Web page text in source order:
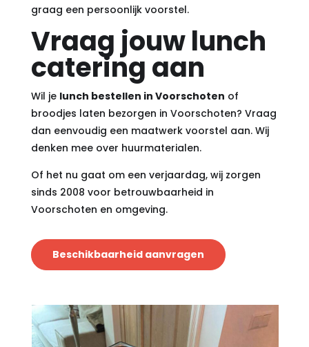
graag een persoonlijk voorstel.
Vraag jouw lunch
catering aan
Wil je lunch bestellen in Voorschoten of
broodjes laten bezorgen in Voorschoten? Vraag
dan eenvoudig een maatwerk voorstel aan. Wij
denken mee over huurmaterialen.
Of het nu gaat om een verjaardag, wij zorgen
sinds 2008 voor betrouwbaarheid in
Voorschoten en omgeving.
Beschikbaarheid aanvragen